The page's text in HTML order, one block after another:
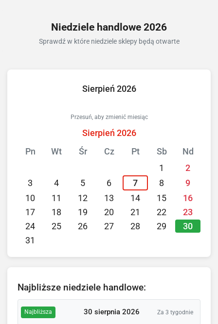
Niedziele handlowe 2026
Sprawdź w które niedziele sklepy będą otwarte
Sierpień 2026
Przesuń, aby zmienić miesiąc
Sierpień 2026
Pn
Wt Śr Cz Pt Sb
Nd
1
2
3
4 5 6 7 8
9
10
11 12 13 14 15
16
17
18 19 20 21 22
23
24
25 26 27 28 29 30
31
Najbliższe niedziele handlowe:
Najbliższa 30 sierpnia 2026 Za 3 tygodnie